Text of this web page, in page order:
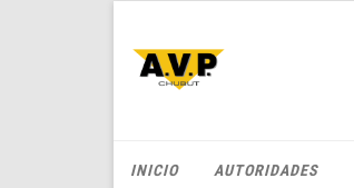
INICIO AUTORIDADES